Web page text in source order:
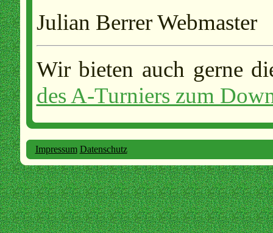
Julian Berrer Webmaster
Wir bieten auch gerne
des A-Turniers zum
Impressum Datenschutz